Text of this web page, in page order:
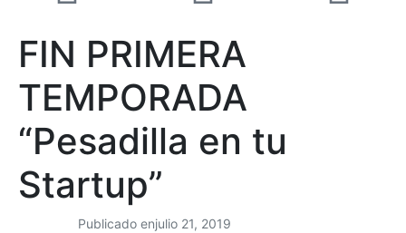
Publicado enjulio 21, 2019
FIN PRIMERA
TEMPORADA
“Pesadilla en tu
Startup”